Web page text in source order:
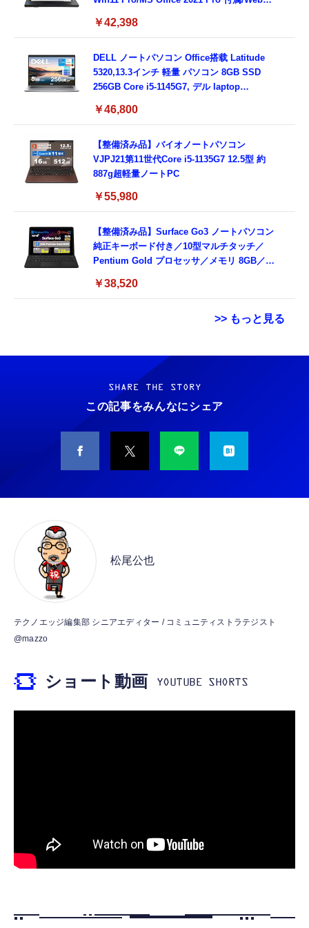
3.0)/ 有線静音マウス付属/ 180日保証（メモリ
￥42,398
DELL ノートパソコン Office搭载 Latitude
5320,13.3インチ 軽量 パソコン 8GB SSD
256GB Core i5-1145G7, デル laptop
ド付き (整備済み品)
￥46,800
【整備済み品】バイオノートパソコン
VJPJ21第11世代Core i5-1135G7 12.5型 約
887g超軽量ノートPC
￥55,980
【整備済み品】Surface Go3 ノートパソコン
純正キーボード付き／10型マルチタッチ／
Pentium Gold プロセッサ／メモリ 8GB／
Bluetooth5.0／USB-C／1080p顔認証カメラ
￥38,520
>> もっと見る
Grithope イヤホン タイプC【2026新モデル
耐久性】 有線イヤホン マイク付き HiFi音質
ノイズ低減 重低音 遅延なし
￥949
タイプc 寝ホンイヤホン 寝ホン type-c 有線
睡眠用イヤホン 【音質強化バージョン
￥2,199
MFi認証 【ハイレゾ音質】 内蔵DAC 遅延な
し 48ビット/96KHz 音量調節対応
【HIFI音質】iphone イヤホンジャック ライ
￥999
霊界コミュニケーションロボット BAKETAN
WARASHI ばけたん ワラシ 改 KAI
￥5,400
M10SR AIペット（コミュニケーションロボッ
ト）
ット）
霊界コミュニケーションロボット BAKETAN
ジングベース付き ロペット 充電ベース付き
SHARE THE STORY
この記事をみんなにシェア
松尾公也
テクノエッジ編集部 シニアエディター / コミュニティストラテジスト
@mazzo
ショート動画